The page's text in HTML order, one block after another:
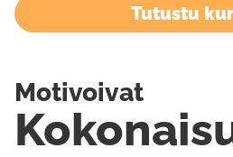
Tutustu
Motivoivat